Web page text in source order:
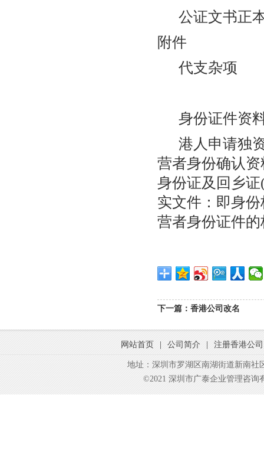
公证文书正
附件
代支杂项
身份证件资
港人申请独资
营者身份确认
身份证及回乡
实文件：即身
营者身份证件
下一篇： 香港公司改名
网站首页 | 公司简介 | 注册香港公司
地址：深圳市罗湖区南湖街道新南社
©2021 深圳市广泰企业管理咨